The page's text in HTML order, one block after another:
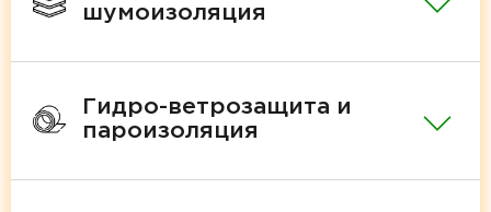
шумоизоляция
Гидро-ветрозащита и
пароизоляция